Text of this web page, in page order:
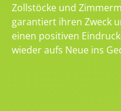
Zollstöcke und
garantiert ihren Zweck
einen positiven
wieder aufs Neue ins